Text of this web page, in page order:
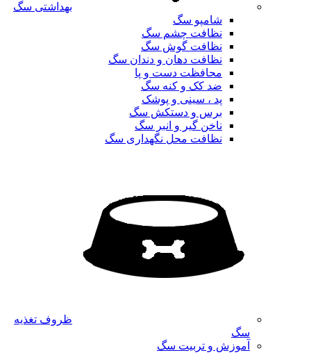
بهداشتی سگ
شامپو سگ
نظافت چشم سگ
نظافت گوش سگ
نظافت دهان و دندان سگ
محافظت دست و پا
ضد کک و کنه سگ
پد ، سینی و پوشک
برس و دستکش سگ
ناخن گیر و انبر سگ
نظافت محل نگهداری سگ
ظروف تغذیه
سگ
آموزش و تربیت سگ